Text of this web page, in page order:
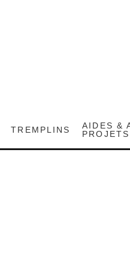
TREMPLINS
AIDES &
PROJETS